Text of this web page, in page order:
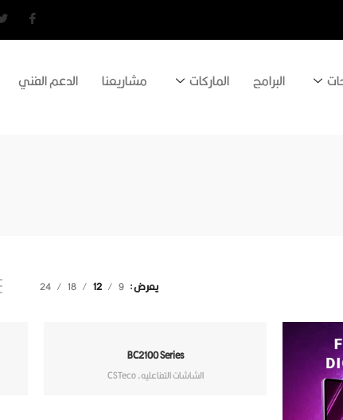
البرامج الماركات مشاريعنا الدعم الفني
يعرض 9
12
18
24
BC2100 Series
الشاشات التفاعليه,
CSTeco